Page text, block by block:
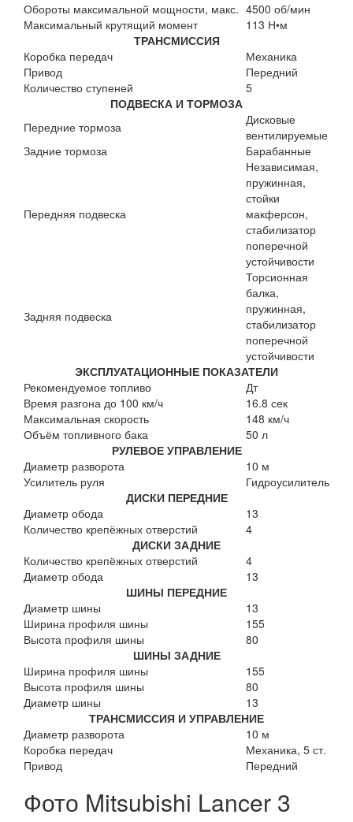
Обороты максимальной мощности, макс. 4500 об/мин
Максимальный крутящий момент
113 Н•м
ТРАНСМИССИЯ
Коробка передач
Механика
Привод
Передний
Количество ступеней
5
ПОДВЕСКА И ТОРМОЗА
Передние тормоза
Дисковые
вентилируемые
Задние тормоза
Барабанные
Передняя подвеска
Независимая,
пружинная,
стойки
макферсон,
стабилизатор
поперечной
устойчивости
Задняя подвеска
Торсионная
балка,
пружинная,
стабилизатор
поперечной
устойчивости
ЭКСПЛУАТАЦИОННЫЕ ПОКАЗАТЕЛИ
Рекомендуемое топливо
Дт
Время разгона до 100 км/ч
16.8 сек
Максимальная скорость
148 км/ч
Объём топливного бака
50 л
РУЛЕВОЕ УПРАВЛЕНИЕ
Диаметр разворота
10 м
Усилитель руля
Гидроусилитель
ДИСКИ ПЕРЕДНИЕ
Диаметр обода
13
Количество крепёжных отверстий
4
ДИСКИ ЗАДНИЕ
Количество крепёжных отверстий
4
Диаметр обода
13
ШИНЫ ПЕРЕДНИЕ
Диаметр шины
13
Ширина профиля шины
155
Высота профиля шины
80
ШИНЫ ЗАДНИЕ
Ширина профиля шины
155
Высота профиля шины
80
Диаметр шины
13
ТРАНСМИССИЯ И УПРАВЛЕНИЕ
Диаметр разворота
10 м
Коробка передач
Механика, 5 ст.
Привод
Передний
Фото Mitsubishi Lancer 3